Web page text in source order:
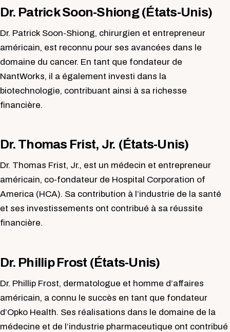
Dr. Patrick Soon-Shiong (États-Unis)
Dr. Patrick Soon-Shiong, chirurgien et entrepreneur
américain, est reconnu pour ses avancées dans le
domaine du cancer. En tant que fondateur de
NantWorks, il a également investi dans la
biotechnologie, contribuant ainsi à sa richesse
financière.
Dr. Thomas Frist, Jr. (États-Unis)
Dr. Thomas Frist, Jr., est un médecin et entrepreneur
américain, co-fondateur de Hospital Corporation of
America (HCA). Sa contribution à l’industrie de la santé
et ses investissements ont contribué à sa réussite
financière.
Dr. Phillip Frost (États-Unis)
Dr. Phillip Frost, dermatologue et homme d’affaires
américain, a connu le succès en tant que fondateur
d’Opko Health. Ses réalisations dans le domaine de la
médecine et de l’industrie pharmaceutique ont contribué